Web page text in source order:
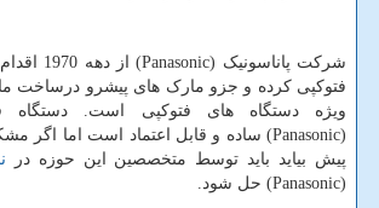
شرکت پاناسونیک Panasonic)
) از
فتوکپی کرده و جزو مارک های پیشرو درساخت
ویژه دستگاه های فتوکپی است. دستگاه
Panasonic)) ساده و قابل اعتماد است اما اگر
پیش بیاید باید توسط متخصصین این حوزه در
Panasonic)) حل شود.